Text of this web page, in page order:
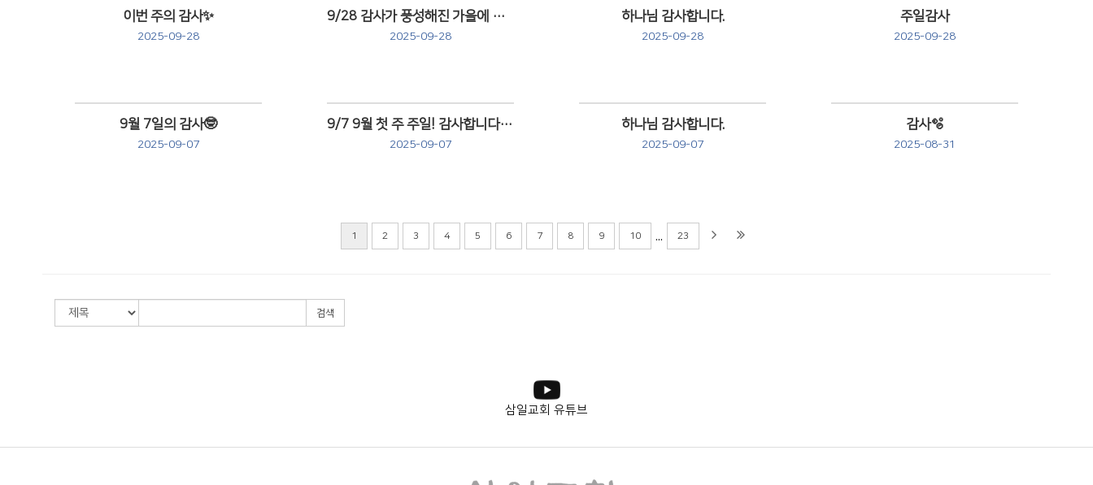
Views
이번 주의 감사✨
2025-09-28 Views
9/28 감사가 풍성해진 가을에 감사 🍂
2025-09-28 Views
하나님 감사합니다.
2025-09-28 Views
주일감사
2025-09-28
Views
9월 7일의 감사🤓
2025-09-07 Views
9/7 9월 첫 주 주일! 감사합니다 ⛪️
2025-09-07 Views
하나님 감사합니다.
2025-09-07 Views
감사🫧
2025-08-31
1 2 3 4 5 6 7 8 9 10 ... 23
검색
삼일교회 유튜브